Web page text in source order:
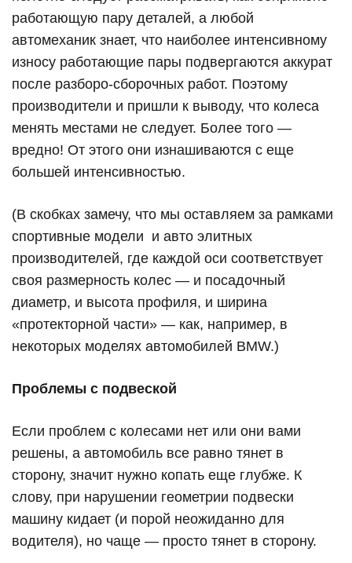
работающую пару деталей, а любой
автомеханик знает, что наиболее интенсивному
износу работающие пары подвергаются аккурат
после разборо-сборочных работ. Поэтому
производители и пришли к выводу, что колеса
менять местами не следует. Более того —
вредно! От этого они изнашиваются с еще
большей интенсивностью.
(В скобках замечу, что мы оставляем за рамками
спортивные модели и авто элитных
производителей, где каждой оси соответствует
своя размерность колес — и посадочный
диаметр, и высота профиля, и ширина
«протекторной части» — как, например, в
некоторых моделях автомобилей BMW.)
Проблемы с подвеской
Если проблем с колесами нет или они вами
решены, а автомобиль все равно тянет в
сторону, значит нужно копать еще глубже. К
слову, при нарушении геометрии подвески
машину кидает (и порой неожиданно для
водителя), но чаще — просто тянет в сторону.